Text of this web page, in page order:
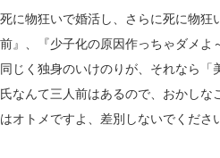
に物狂いで婚活し、さらに死に物狂
』、『少子化の原因作っちゃダメよ
じく独身のいけのりが、それなら
なんて三人前はあるので、おかし
オトメですよ、差別しないでくださ